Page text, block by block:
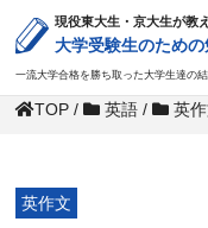
現役東大生・京大生が教
大学受験生のため
一流大学合格を勝ち取った大学生達の
TOP / 英語 / 英
英作文